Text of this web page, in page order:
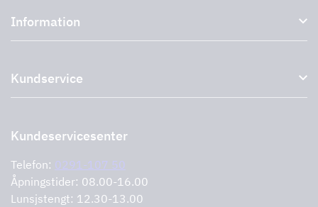
Eksterne vifter
Tilbehør til avtrekkshetter
Storköksprodukter
Information
Miljø
Støtte og tjenester
Informasjonskapsler
Retningslinjer for personvern
Kundservice
Retur av produktet
Støtte og tjenester
Kundeservicesenter
Telefon: 0291-107 50
Åpningstider: 08.00-16.00
Lunsjstengt: 12.30-13.00